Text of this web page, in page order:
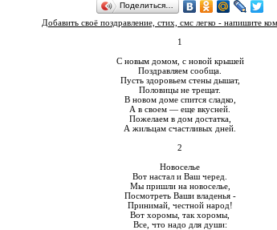
Поделиться…
Добавить своё поздравление, стих, смс легко - напишите
1
С новым домом, с новой крышей
Поздравляем сообща.
Пусть здоровьем стены дышат,
Половицы не трещат.
В новом доме спится сладко,
А в своем — еще вкусней.
Пожелаем в дом достатка,
А жильцам счастливых дней.
2
Новоселье
Вот настал и Ваш черед.
Мы пришли на новоселье,
Посмотреть Ваши владенья -
Принимай, честной народ!
Вот хоромы, так хоромы,
Все, что надо для души: